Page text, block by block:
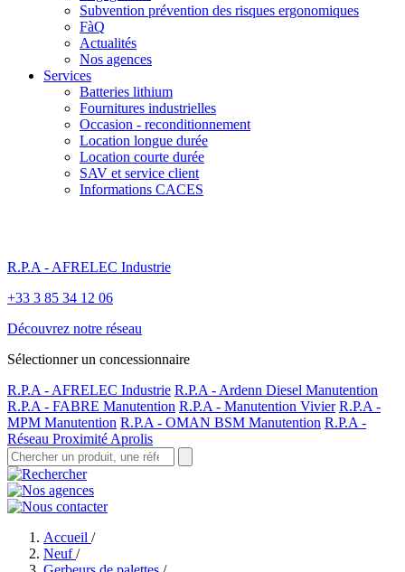
Subvention prévention des risques ergonomiques
FàQ
Actualités
Nos agences
Services
Batteries lithium
Fournitures industrielles
Occasion - reconditionnement
Location longue durée
Location courte durée
SAV et service client
Informations CACES
R.P.A - AFRELEC Industrie
+33 3 85 34 12 06
Découvrez notre réseau
Sélectionner un concessionnaire
R.P.A - AFRELEC Industrie R.P.A - Ardenn Diesel Manutention
R.P.A - FABRE Manutention R.P.A - Manutention Vivier R.P.A -
MPM Manutention R.P.A - OMAN BSM Manutention R.P.A -
Réseau Proximité Aprolis
Accueil /
Neuf/